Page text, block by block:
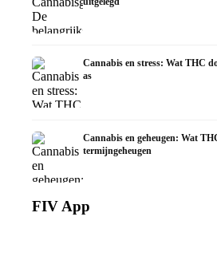
Cannabis en stress: Wat THC
as
Cannabis en geheugen: Wat
termijngeheugen
FIV App